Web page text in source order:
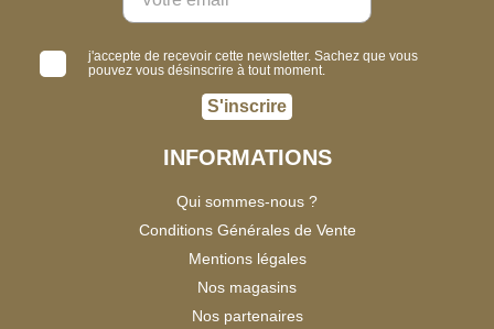
j'accepte de recevoir cette newsletter. Sachez que vous
pouvez vous désinscrire à tout moment.
S'inscrire
INFORMATIONS
Qui sommes-nous ?
Conditions Générales de Vente
Mentions légales
Nos magasins
Nos partenaires